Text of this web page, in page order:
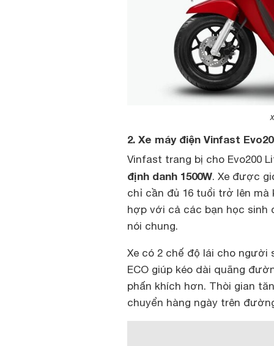
2. Xe máy điện Vinfast
Vinfast trang bị cho Evo200
định danh 1500W. Xe được
chỉ cần đủ 16 tuổi trở lên mà
hợp với cả các bạn học sinh
nói chung.
Xe có 2 chế độ lái cho
ECO giúp kéo dài quãng
phấn khích hơn. Thòi gian
chuyển hàng ngày trên